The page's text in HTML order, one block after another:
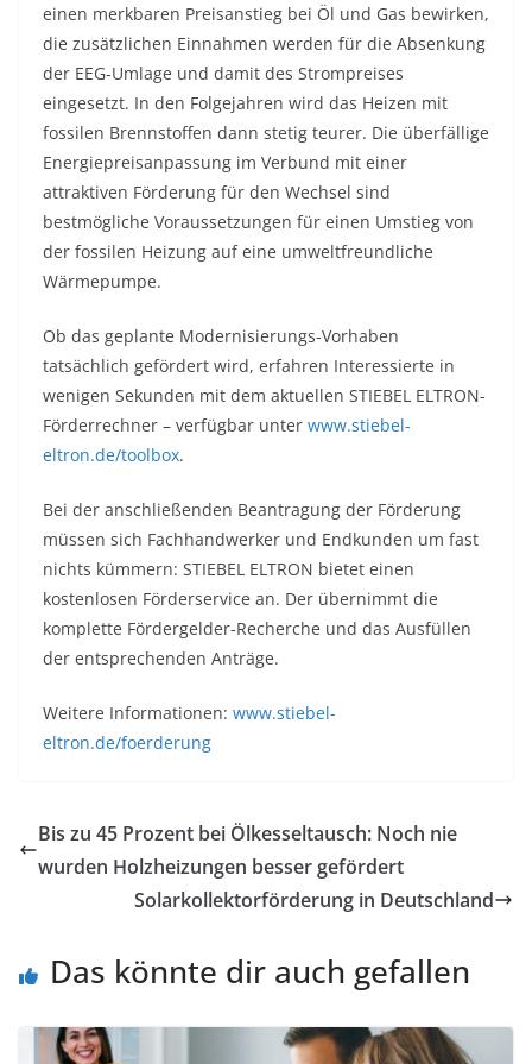
einen merkbaren Preisanstieg bei Öl und Gas bewirken,
die zusätzlichen Einnahmen werden für die Absenkung
der EEG-Umlage und damit des Strompreises
eingesetzt. In den Folgejahren wird das Heizen mit
fossilen Brennstoffen dann stetig teurer. Die überfällige
Energiepreisanpassung im Verbund mit einer
attraktiven Förderung für den Wechsel sind
bestmögliche Voraussetzungen für einen Umstieg von
der fossilen Heizung auf eine umweltfreundliche
Wärmepumpe.
Ob das geplante Modernisierungs-Vorhaben
tatsächlich gefördert wird, erfahren Interessierte in
wenigen Sekunden mit dem aktuellen STIEBEL ELTRON-
Förderrechner – verfügbar unter www.stiebel-
eltron.de/toolbox.
Bei der anschließenden Beantragung der Förderung
müssen sich Fachhandwerker und Endkunden um fast
nichts kümmern: STIEBEL ELTRON bietet einen
kostenlosen Förderservice an. Der übernimmt die
komplette Fördergelder-Recherche und das Ausfüllen
der entsprechenden Anträge.
Weitere Informationen: www.stiebel-
eltron.de/foerderung
Bis zu 45 Prozent bei Ölkesseltausch: Noch nie
wurden Holzheizungen besser gefördert
Solarkollektorförderung in Deutschland
Das könnte dir auch gefallen